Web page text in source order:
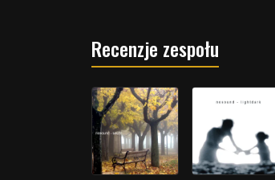
Recenzje zespołu